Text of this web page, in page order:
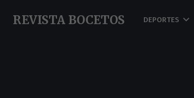
REVISTA BOCETOS DEPORTES